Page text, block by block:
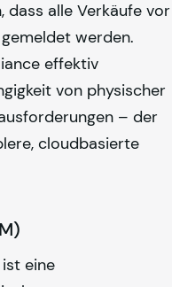
dass alle Verkäufe vor
werden.
effektiv
von physischer
– der
cloudbasierte
eine